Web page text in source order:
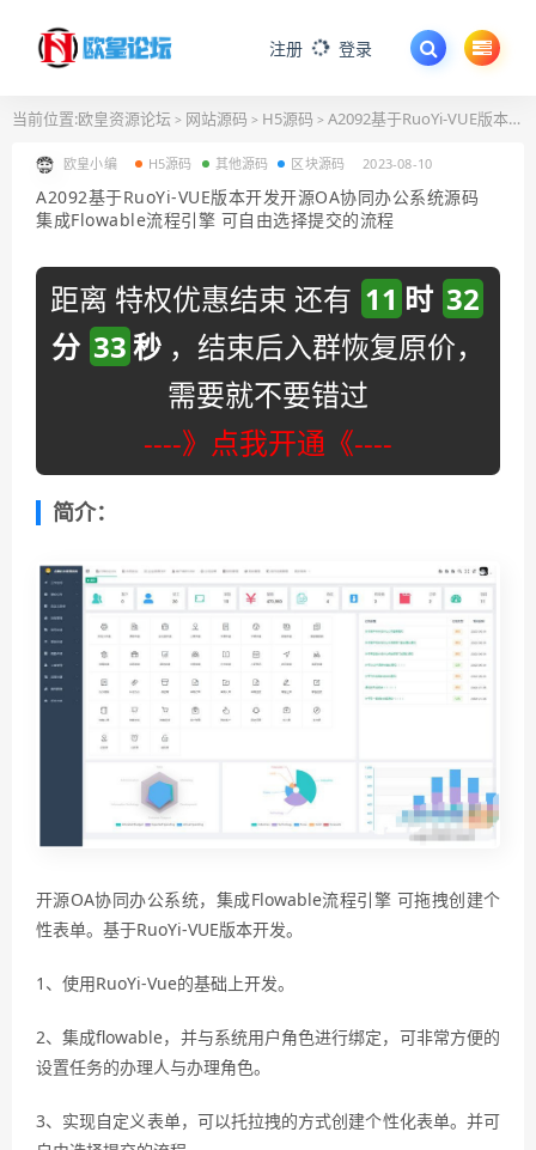
注册 登录
当前位置:欧皇资源论坛 > 网站源码 > H5源码 > A2092基于RuoYi-VUE版本开发开源OA协同办公系统源码 集成Flowable流程引擎 可自由选择提交的流程
欧皇小编 H5源码 其他源码 区块源码 2023-08-10
A2092基于RuoYi-VUE版本开发开源OA协同办公系统源码
集成Flowable流程引擎 可自由选择提交的流程
距离 特权优惠结束 还有 11 时 32
分 33秒 ，结束后入群恢复原价，
需要就不要错过
----》点我开通《----
简介：
开源OA协同办公系统，集成Flowable流程引擎 可拖拽创建个
性表单。基于RuoYi-VUE版本开发。
1、使用RuoYi-Vue的基础上开发。
2、集成flowable，并与系统用户角色进行绑定，可非常方便的
设置任务的办理人与办理角色。
3、实现自定义表单，可以托拉拽的方式创建个性化表单。并可